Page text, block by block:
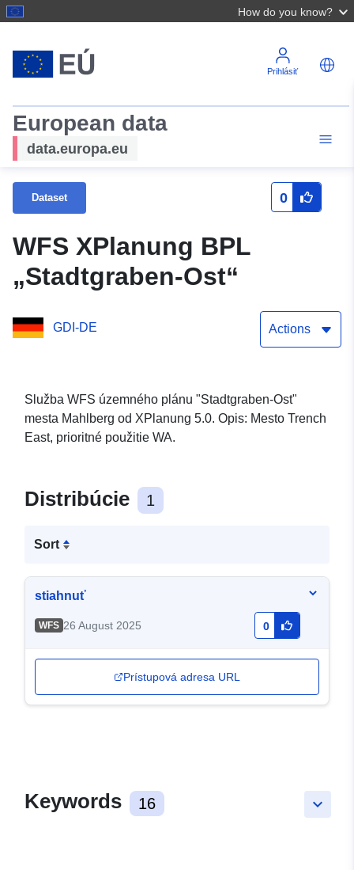
How do you know?
Prihlásiť
European data
data.europa.eu
Dataset 0
WFS XPlanung BPL
„Stadtgraben-Ost“
GDI-DE Actions
Služba WFS územného plánu "Stadtgraben-Ost"
mesta Mahlberg od XPlanung 5.0. Opis: Mesto Trench
East, prioritné použitie WA.
Distribúcie 1
Sort
stiahnuť
WFS 26 August 2025 0
Prístupová adresa URL
keyboard_arrow_down
Keywords 16